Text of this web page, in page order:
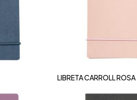
LIBRETA CARROLL ROSA